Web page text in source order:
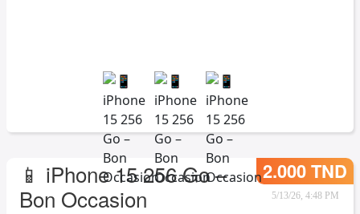
📱 iPhone 15 256 Go –
Bon Occasion
2.000 TND
5/13/26, 4:48 PM